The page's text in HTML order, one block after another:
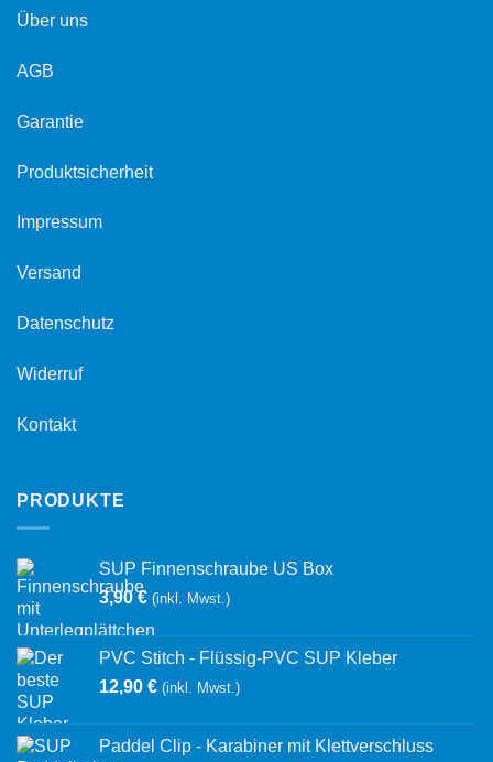
Über uns
AGB
Garantie
Produktsicherheit
Impressum
Versand
Datenschutz
Widerruf
Kontakt
PRODUKTE
SUP Finnenschraube US Box
3,90€ (inkl. Mwst.)
PVC Stitch - Flüssig-PVC SUP Kleber
12,90 € (inkl. Mwst.)
Paddel Clip - Karabiner mit Klettverschluss